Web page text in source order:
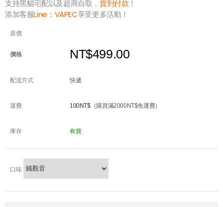
支持黑貓宅配以及超商自取，貨到付款 ！
添加客服Line： VAPEC享受更多活動！
原價
價格 NT$499.00
配送方式 快遞
運費 100NT$（購買滿2000NT$免運費）
庫存 有貨
口味